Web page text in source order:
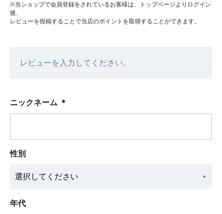
※当ショップで会員登録をされているお客様は、トップページよりログイン
後、
レビューを投稿することで当店のポイントを取得することができます。
レビューを入力してください。
ニックネーム ＊
性別
年代